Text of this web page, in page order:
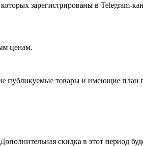
зарегистрированы в Telegram-
ценам.
публикуемые товары и имеющие план
скидка в этот период